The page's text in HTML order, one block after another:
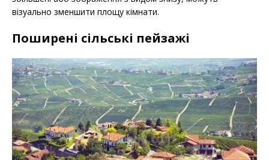
візуально зменшити площу кімнати.
Поширені сільські пейзажі